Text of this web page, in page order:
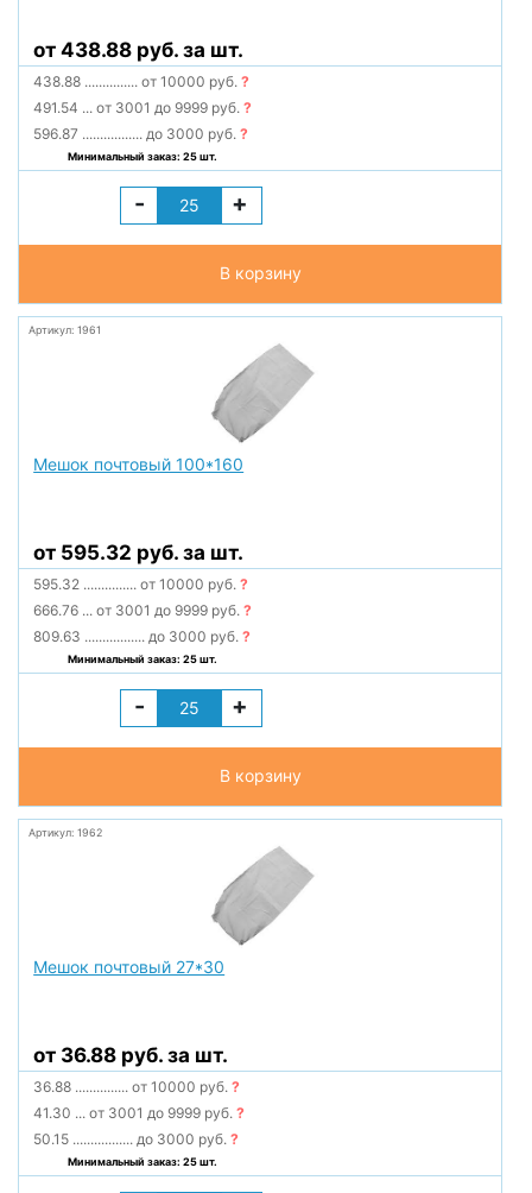
от 438.88 руб. за шт.
438.88 ............... от 10000 руб.?
491.54 ... от 3001 до 9999 руб.?
596.87 ................. до 3000 руб.?
Минимальный заказ: 25 шт.
- +
В корзину
Артикул: 1961
Мешок почтовый 100*160
от 595.32 руб. за шт.
595.32 ............... от 10000 руб.?
666.76 ... от 3001 до 9999 руб.?
809.63 ................. до 3000 руб.?
Минимальный заказ: 25 шт.
- +
В корзину
Артикул: 1962
Мешок почтовый 27*30
от 36.88 руб. за шт.
36.88 ............... от 10000 руб.?
41.30 ... от 3001 до 9999 руб.?
50.15 ................. до 3000 руб.?
Минимальный заказ: 25 шт.